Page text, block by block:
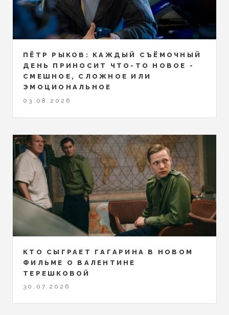
ПЁТР РЫКОВ: КАЖДЫЙ СЪЁМОЧНЫЙ
ДЕНЬ ПРИНОСИТ ЧТО-ТО НОВОЕ -
СМЕШНОЕ, СЛОЖНОЕ ИЛИ
ЭМОЦИОНАЛЬНОЕ
03.08.2026
КТО СЫГРАЕТ ГАГАРИНА В НОВОМ
ФИЛЬМЕ О ВАЛЕНТИНЕ
ТЕРЕШКОВОЙ
30.07.2026